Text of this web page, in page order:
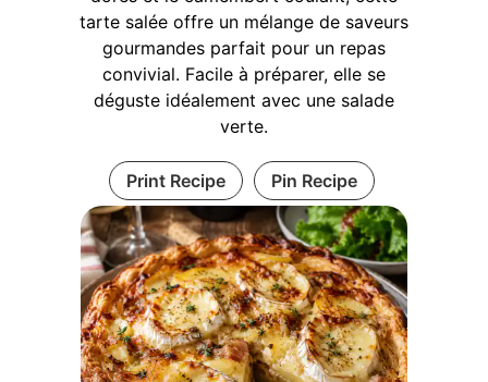
tarte salée offre un mélange de saveurs
gourmandes parfait pour un repas
convivial. Facile à préparer, elle se
déguste idéalement avec une salade
verte.
Print Recipe Pin Recipe